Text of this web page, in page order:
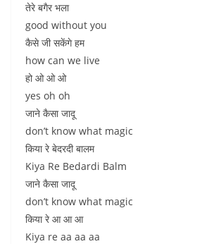
तेरे बगैर भला
good without you
कैसे जी सकेंगे हम
how can we live
हो ओ ओ ओ
yes oh oh
जाने कैसा जादू
don’t know what magic
किया रे बेदरदी बालम
Kiya Re Bedardi Balm
जाने कैसा जादू
don’t know what magic
किया रे आ आ आ
Kiya re aa aa aa